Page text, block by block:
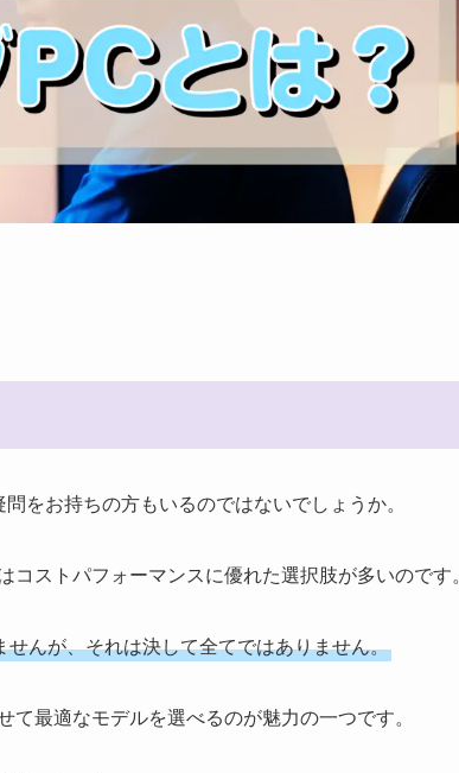
をお持ちの方もいるのではないでしょうか。
ストパフォーマンスに優れた選択肢が多いのです。
んが、それは決して全てではありません。
最適なモデルを選べるのが魅力の一つです。